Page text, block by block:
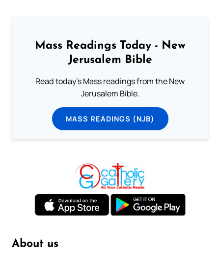
Mass Readings Today - New
Jerusalem Bible
Read today's Mass readings from the New
Jerusalem Bible.
MASS READINGS (NJB)
About us